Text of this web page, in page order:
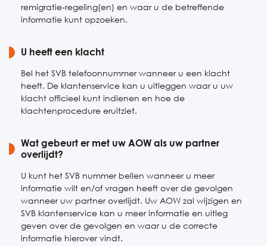
remigratie-regeling(en) en waar u de betreffende
informatie kunt opzoeken.
U heeft een klacht
Bel het SVB telefoonnummer wanneer u een klacht
heeft. De klantenservice kan u uitleggen waar u uw
klacht officieel kunt indienen en hoe de
klachtenprocedure eruitziet.
Wat gebeurt er met uw AOW als uw partner
overlijdt?
U kunt het SVB nummer bellen wanneer u meer
informatie wilt en/of vragen heeft over de gevolgen
wanneer uw partner overlijdt. Uw AOW zal wijzigen en
SVB klantenservice kan u meer informatie en uitleg
geven over de gevolgen en waar u de correcte
informatie hierover vindt.